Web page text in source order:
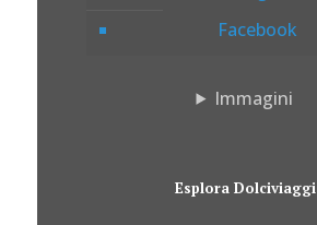
Facebook
Immagini
Esplora Dolciviaggi